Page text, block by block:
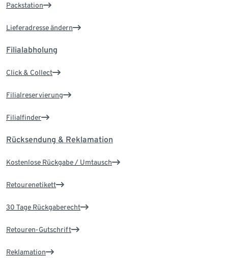
Packstation
Lieferadresse ändern
Filialabholung
Click & Collect
Filialreservierung
Filialfinder
Rücksendung & Reklamation
Kostenlose Rückgabe / Umtausch
Retourenetikett
30 Tage Rückgaberecht
Retouren-Gutschrift
Reklamation